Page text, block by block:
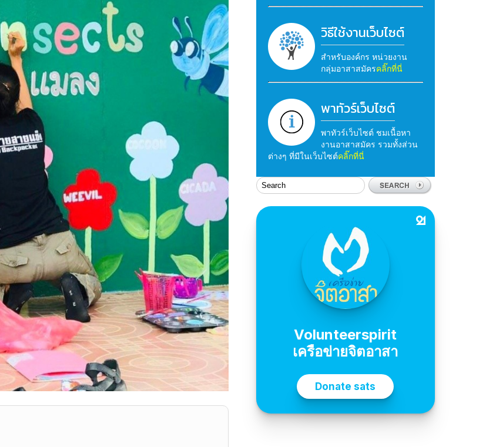
วิธีใช้งานเว็บไซต์
สำหรับองค์กร หน่วยงาน
กลุ่มอาสาสมัครคลิ๊กที่นี่
พาทัวร์เว็บไซต์
พาทัวร์เว็บไซต์ ชมเนื้อหา
งานอาสาสมัคร รวมทั้งส่วน
ต่างๆ ที่มีในเว็บไซต์คลิ๊กที่นี่